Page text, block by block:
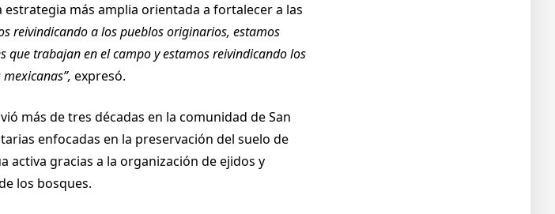
más amplia orientada a fortalecer a las
reivindicando a los pueblos originarios, estamos
que trabajan en el campo y estamos reivindicando los
expresó.
más de tres décadas en la comunidad de San
enfocadas en la preservación del suelo de
activa gracias a la organización de ejidos y
los bosques.